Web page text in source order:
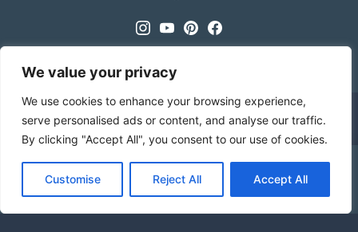
We value your privacy
We use cookies to enhance your browsing experience,
serve personalised ads or content, and analyse our traffic.
By clicking "Accept All", you consent to our use of cookies.
Customise Reject All Accept All
Ab einem Warenwert von 70€ ist deine Bestellung
innerhalb Deutschlands versandkostenfrei!Verwerfen
Instagram
YoutubePinterestFacebook
Sprache